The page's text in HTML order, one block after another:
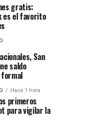
gratis:
es el favorito
San
saldo
formal
Hace 1 hora
primeros
para vigilar la